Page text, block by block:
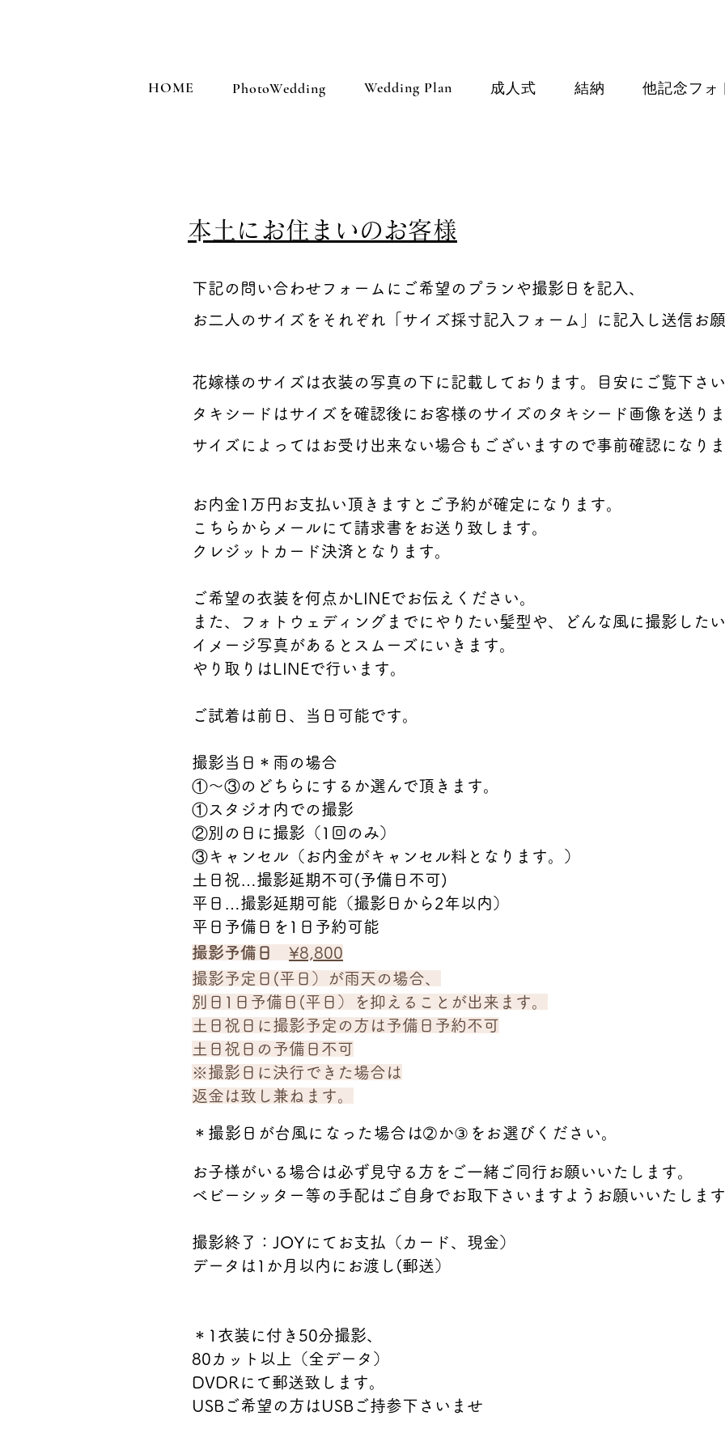
HOME PhotoWedding Wedding Plan 成人式 結納 他記念フォ
下記の問い合わせフォームにご希望のプランや撮影日を記入、
お二人のサイズをそれぞれ「サイズ採寸記入フォーム」に記入し送信お願
花嫁様のサイズは衣装の写真の下に記載しております。目安にご覧下さい
タキシードはサイズを確認後にお客様のサイズのタキシード画像を送りま
サイズによってはお受け出来ない場合もございますので事前確認になりま
お内金1万円お支払い頂きますとご予約が確定になります。
こちらからメールにて請求書をお送り致します。
クレジットカード決済となります。
ご希望の衣装を何点かLINEでお伝えください。
また、フォトウェディングまでにやりたい髪型や、どんな風に撮影したい
イメージ写真があるとスムーズにいきます。​
やり取りはLINEで行います。
ご試着は前日、当日可能です。
撮影当日＊雨の場合
①〜③のどちらにするか選んで頂きます。
①スタジオ内での撮影
②別の日に撮影（1回のみ）
③キャンセル（お内金がキャンセル料となります。）
土日祝…撮影延期不可(予備日不可)
平日…撮影延期可能（撮影日から2年以内）
平日予備日を1日予約可能
撮影予備日
¥8,800
撮影予定日(平日）が雨天の場合、
別日1日予備日(平日）を抑えることが出来ます。
土日祝日に撮影予定の方は予備日予約不可
土日祝日の予備日不可
※撮影日に決行できた場合は
返金は致し兼ねます。
＊撮影日が台風になった場合は➁か③をお選びください。
お子様がいる場合は必ず見守る方をご一緒ご同行お願いいたします。
ベビーシッター等の手配はご自身でお取下さいますようお願いいたします
撮影終了：JOYにてお支払（カード、現金）
データは1か月以内にお渡し (郵送）
＊1衣装に付き50分撮影、
80カット以上（全データ）
DVDRにて郵送致します。
USBご希望の方はUSBご持参下さいませ
​本土にお住まいのお客様